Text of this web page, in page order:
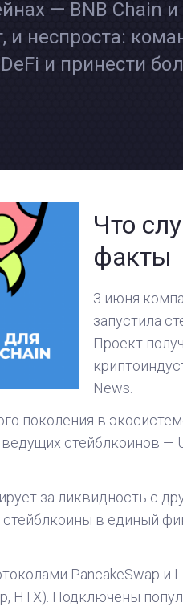
— BNB Chain
и неспроста:
и принести
Что
факты
3 июня
запустила
Проект
News.
поколения в
стейблкоинов —
за ликвидность с
в единый
PancakeSwap и
HTX). Подключены